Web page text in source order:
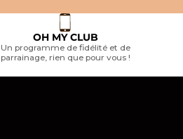
OH MY CLUB
Un programme de fidélité et de
parrainage, rien que pour vous !